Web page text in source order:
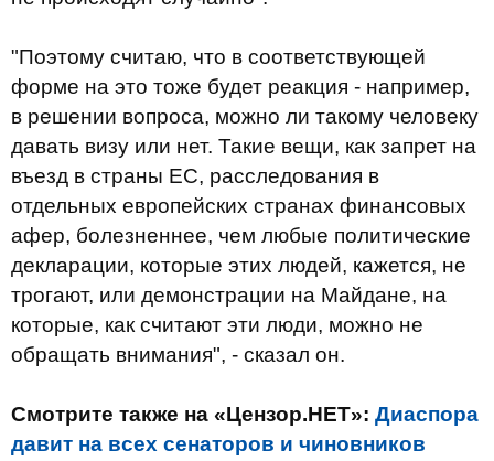
"Поэтому считаю, что в соответствующей
форме на это тоже будет реакция - например,
в решении вопроса, можно ли такому человеку
давать визу или нет. Такие вещи, как запрет на
въезд в страны ЕС, расследования в
отдельных европейских странах финансовых
афер, болезненнее, чем любые политические
декларации, которые этих людей, кажется, не
трогают, или демонстрации на Майдане, на
которые, как считают эти люди, можно не
обращать внимания", - сказал он.
Смотрите также на «Цензор.НЕТ»: Диаспора
давит на всех сенаторов и чиновников